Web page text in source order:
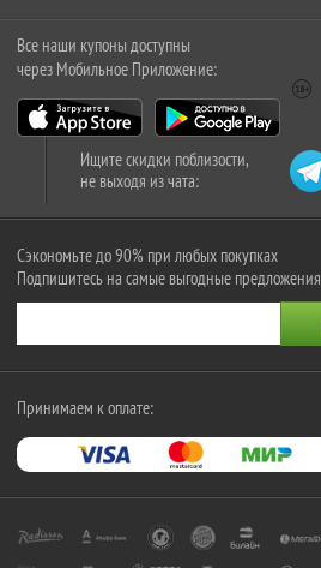
Все наши купоны доступны
через Мобильное Приложение:
Ищите скидки поблизости,
не выходя из чата:
Сэкономьте до 90% при любых покупках
Подпишитесь на самые выгодные предложения
Принимаем к оплате: